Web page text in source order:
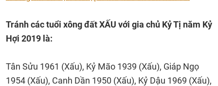
Tránh các tuổi xông đất XẤU với gia chủ Kỷ Tị năm Kỷ
Hợi 2019 là:
Tân Sửu 1961 (Xấu), Kỷ Mão 1939 (Xấu), Giáp Ngọ
1954 (Xấu), Canh Dần 1950 (Xấu), Kỷ Dậu 1969 (Xấu),